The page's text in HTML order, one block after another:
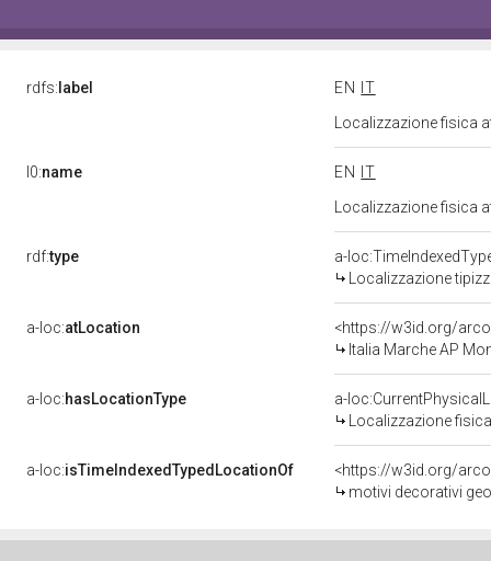
rdfs: label EN
IT
Localizzazione fisica
l0:name EN
IT
Localizzazione fisica
rdf:type
a-
Localizzazione
a-loc:atLocation
<https://w3id.org/
Italia Marche AP
a-loc:hasLocationType
a-
Localizzazione
a-loc:isTimeIndexedTypedLocationOf
<https://w3id.org/
motivi decorativi